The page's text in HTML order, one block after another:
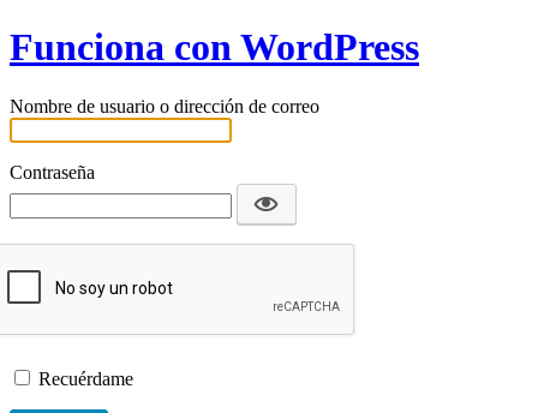
Funciona con WordPress
Nombre de usuario o dirección de correo
Contraseña
Recuérdame